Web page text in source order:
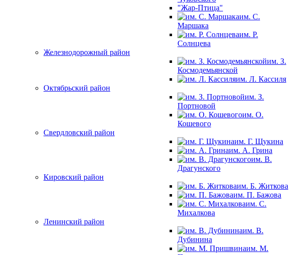
"Жар-Птица"
им. С.
Маршака
им. Р.
Солнцева
Железнодорожный район
им. З.
Космодемьянской
им. Л. Кассиля
Октябрьский район
им. З.
Портновой
им. О.
Кошевого
Свердловский район
им. Г. Щукина
им. А. Грина
им. В.
Драгунского
Кировский район
им. Б. Житкова
им. П. Бажова
им. С.
Михалкова
Ленинский район
им. В.
Дубинина
им. М.